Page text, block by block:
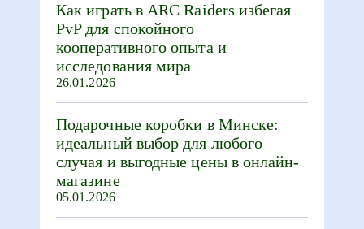
Как играть в ARC Raiders избегая
PvP для спокойного
кооперативного опыта и
исследования мира
26.01.2026
Подарочные коробки в Минске:
идеальный выбор для любого
случая и выгодные цены в онлайн-
магазине
05.01.2026